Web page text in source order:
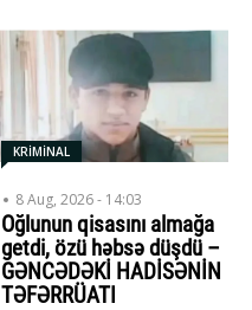
KRİMİNAL
8 Aug, 2026 - 14:03
Oğlunun qisasını almağa
getdi, özü həbsə düşdü –
GƏNCƏDƏKİ HADİSƏNİN
TƏFƏRRÜATI